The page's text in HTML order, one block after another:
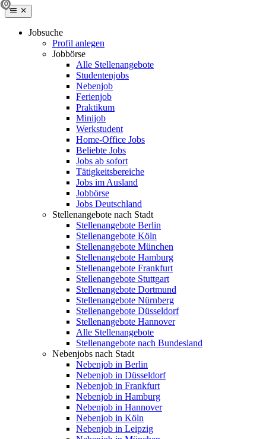
Jobsuche
Profil anlegen
Jobbörse
Alle Stellenangebote
Studentenjobs
Nebenjob
Ferienjob
Praktikum
Minijob
Werkstudent
Home-Office Jobs
Beliebte Jobs
Jobs ab sofort
Tätigkeitsbereiche
Jobs im Ausland
Jobbörse
Jobs Deutschland
Stellenangebote nach Stadt
Stellenangebote Berlin
Stellenangebote Köln
Stellenangebote München
Stellenangebote Hamburg
Stellenangebote Frankfurt
Stellenangebote Stuttgart
Stellenangebote Dortmund
Stellenangebote Nürnberg
Stellenangebote Düsseldorf
Stellenangebote Hannover
Alle Stellenangebote
Stellenangebote nach Bundesland
Nebenjobs nach Stadt
Nebenjob in Berlin
Nebenjob in Düsseldorf
Nebenjob in Frankfurt
Nebenjob in Hamburg
Nebenjob in Hannover
Nebenjob in Köln
Nebenjob in Leipzig